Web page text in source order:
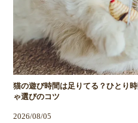
猫の遊び時間は足りてる？ひとり
ゃ選びのコツ
2026/08/05